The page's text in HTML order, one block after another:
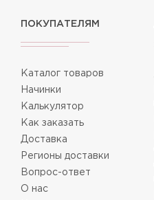
ПОКУПАТЕЛЯМ
Каталог товаров
Начинки
Калькулятор
Как заказать
Доставка
Регионы доставки
Вопрос-ответ
О нас